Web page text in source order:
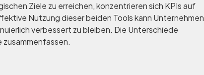
Ziele zu erreichen, konzentrieren sich KPIs auf
Nutzung dieser beiden Tools kann Unternehmen
verbessert zu bleiben. Die Unterschiede
zusammenfassen.